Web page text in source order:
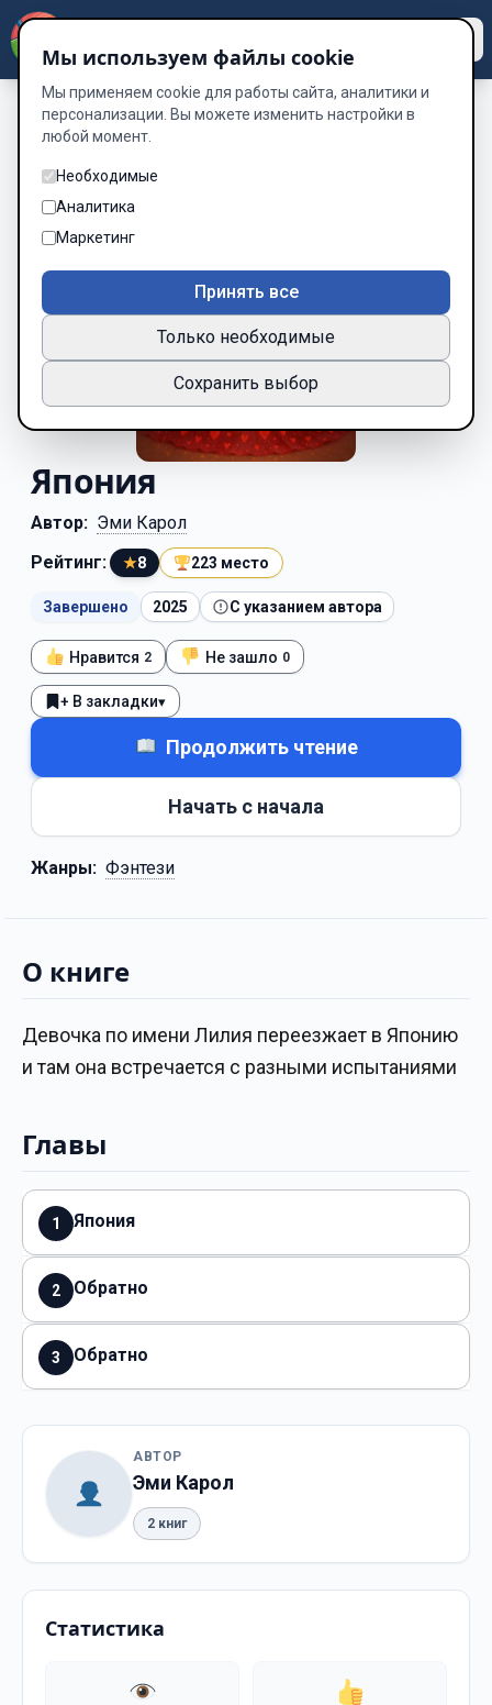
Япония
Автор: Эми Карол
Рейтинг:
★8 223 место
Завершено 2025 С указанием автора
Нравится 2 Не зашло 0
+ В закладки▾
Продолжить чтение
Начать с начала
Жанры: Фэнтези
О книге
Девочка по имени Лилия переезжает в Японию
и там она встречается с разными испытаниями
Главы
1 Япония
2 Обратно
3 Обратно
АВТОР
Эми Карол
2 книг
Статистика
Мы используем файлы cookie
Мы применяем cookie для работы сайта, аналитики и
персонализации. Вы можете изменить настройки в
любой момент.
Необходимые
Аналитика
Маркетинг
Принять все
Только необходимые
Сохранить выбор